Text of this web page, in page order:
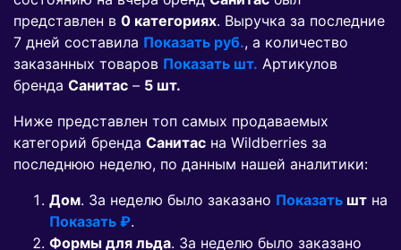
представлен в 0 категориях. Выручка за последние
7 дней составила Показать руб., а количество
заказанных товаров Показать шт. Артикулов
бренда Санитас – 5 шт.
Ниже представлен топ самых продаваемых
категорий бренда Санитас на Wildberries за
последнюю неделю, по данным нашей аналитики:
Дом. За неделю было заказано Показать шт на
Показать ₽.
Формы для льда. За неделю было заказано